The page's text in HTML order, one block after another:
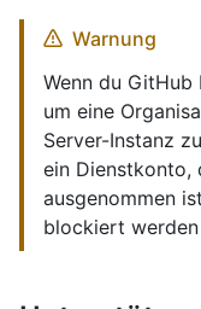
Warnung
Wenn du
um eine
Server-Instanz
ein Dienstkonto,
ausgenommen
blockiert